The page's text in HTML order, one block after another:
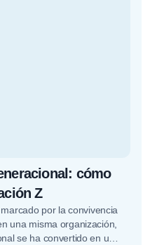
cómo
Z
por la convivencia
una misma organización,
se ha convertido en un